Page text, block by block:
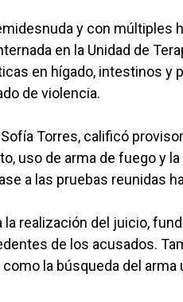
y con múltiples
en la Unidad de
en hígado, intestinos y
de violencia.
Torres, calificó
uso de arma de fuego y
a las pruebas reunidas
realización del juicio,
de los acusados.
la búsqueda del arma